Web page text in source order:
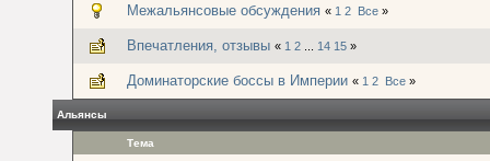
Межальянсовые обсуждения « 1 2 Все »
Впечатления, отзывы « 1 2 14 15 »
Доминаторские боссы в Империи « 1 2 Все »
Альянсы
Тема